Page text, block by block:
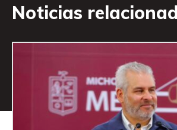
Noticias